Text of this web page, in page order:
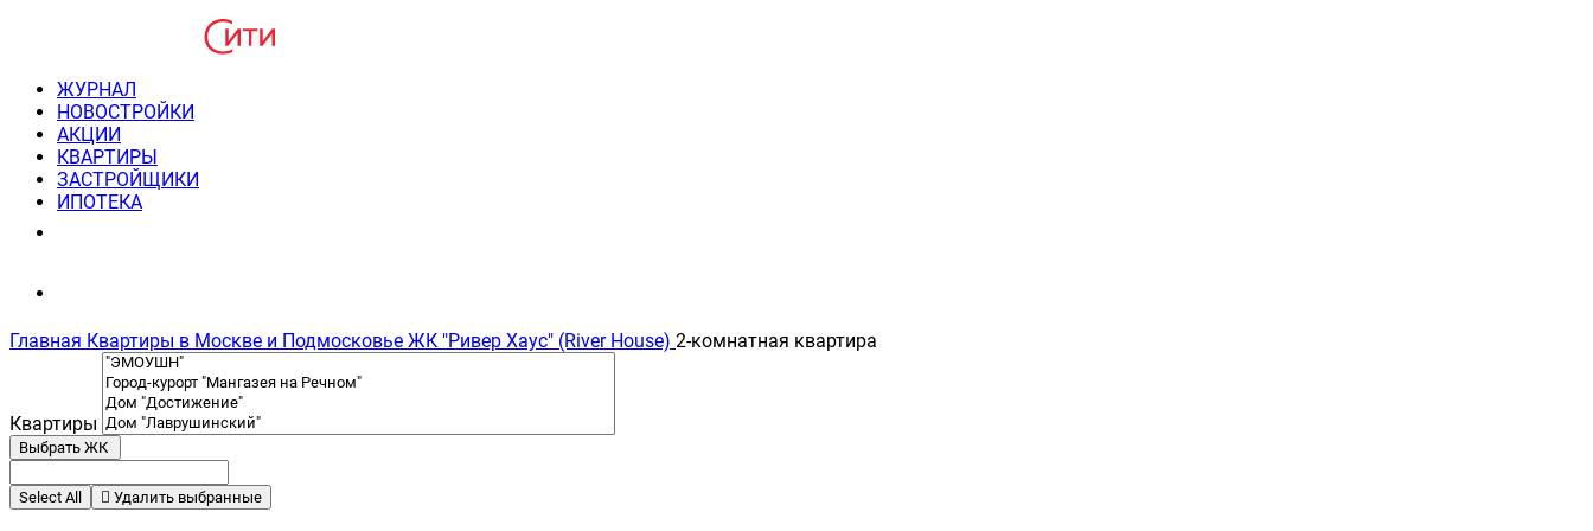
ЖУРНАЛ
НОВОСТРОЙКИ
АКЦИИ
КВАРТИРЫ
ЗАСТРОЙЩИКИ
ИПОТЕКА
Главная Квартиры в Москве и Подмосковье ЖК "Ривер Хаус" (River Нouse) 2-комнатная квартира
Квартиры
Выбрать ЖК
Select All Удалить выбранные